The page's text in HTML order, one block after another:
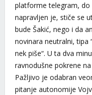
platforme telegram,
napravljen je, stiče se
bude Šakić, nego i da
novinara neutralni, tipa
nek piše“. U ta dva
ravnodušne pokrene
Pažljivo je odabran
pitanje autonomije